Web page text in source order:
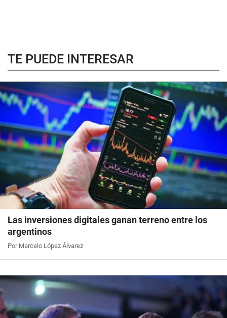
TE PUEDE INTERESAR
Las inversiones digitales ganan terreno entre los
argentinos
Por Marcelo López Álvarez